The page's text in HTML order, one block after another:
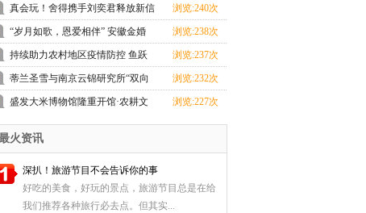
片助力健康生活
真会玩！舍得携手刘奕君释放新信
号，品牌精神引
浏览:240次
“岁月如歌，恩爱相伴” 安徽金婚
银婚集体婚礼庆
浏览:238次
持续助力农村地区疫情防控 鱼跃
医疗再次捐赠7千
浏览:237次
蒂兰圣雪与南京云锦研究所“双向
奔赴”，堪称品
浏览:232次
盛发大米博物馆隆重开馆·农耕文
化深刻展示
浏览:227次
火资讯
深扒！旅游节目不会告诉你的事
好吃的美食，好玩的景点，旅游节目总是在给
我们推荐各种旅行必去点。但其实...